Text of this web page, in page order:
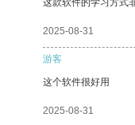
这款软件的学习方式
2025-08-31
游客
这个软件很好用
2025-08-31